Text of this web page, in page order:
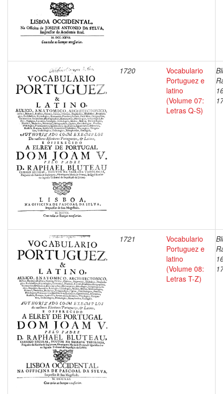
1720
Vocabulario
Portuguez e
latino
(Volume 07:
Letras Q-S)
1721
Vocabulario
Portuguez e
latino
(Volume 08:
Letras T-Z)